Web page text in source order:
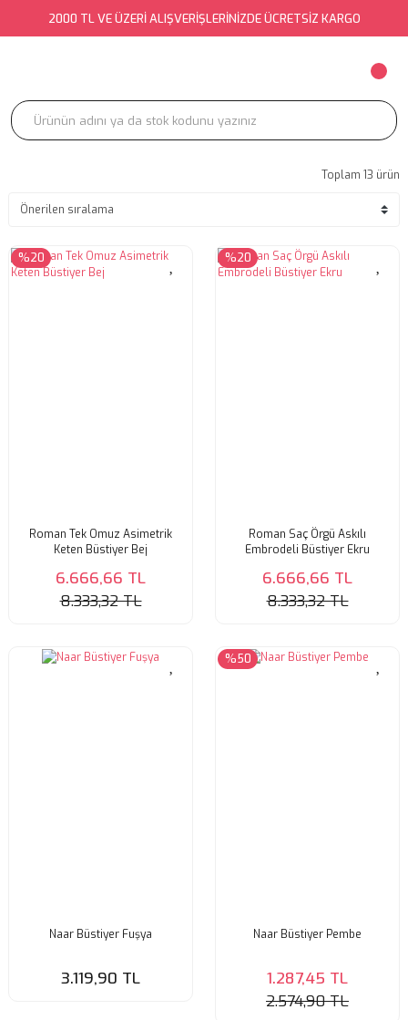
2000 TL VE ÜZERİ ALIŞVERİŞLERİNİZDE ÜCRETSİZ KARGO
Toplam 13 ürün
%20
Roman Tek Omuz Asimetrik
Keten Büstiyer Bej
6.666,66 TL
8.333,32 TL
%20
Roman Saç Örgü Askılı
Embrodeli Büstiyer Ekru
6.666,66 TL
8.333,32 TL
Naar Büstiyer Fuşya
3.119,90 TL
%50
Naar Büstiyer Pembe
1.287,45 TL
2.574,90 TL